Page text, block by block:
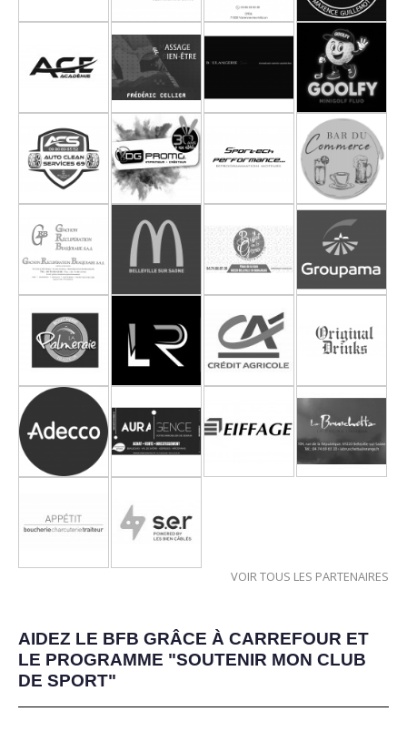
VOIR TOUS LES PARTENAIRES
AIDEZ LE BFB GRÂCE À CARREFOUR ET
LE PROGRAMME "SOUTENIR MON CLUB
DE SPORT"